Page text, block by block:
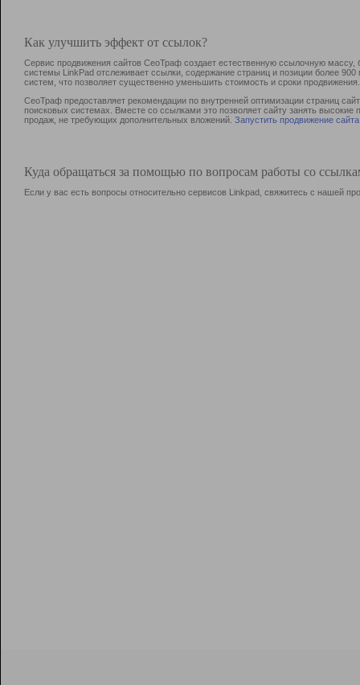
Как улучшить эффект от ссылок?
Сервис продвижения сайтов СеоТраф создает естественную ссылочную
системы LinkPad отслеживает ссылки, содержание страниц и позиции более
систем, что позволяет существенно уменьшить стоимость и сроки продвижения.
СеоТраф предоставляет рекомендации по внутренней оптимизации страниц
поисковых системах. Вместе со ссылками это позволяет сайту занять
продаж, не требующих дополнительных вложений. Запустить продвижение сайта
Куда обращаться за помощью по вопросам работы со
Если у вас есть вопросы относительно сервисов Linkpad, свяжитесь с нашей